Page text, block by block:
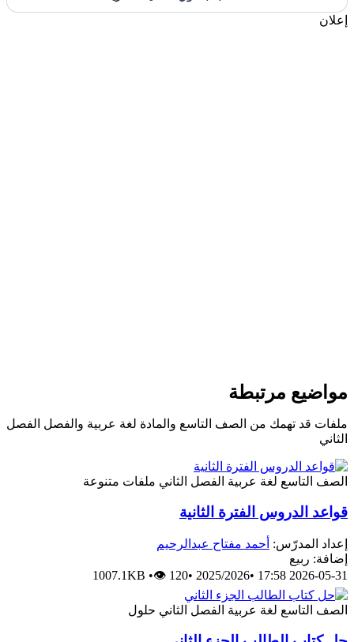
إعلان
مواضيع مرتبطة
ملفات قد تهمك من الصف التاسع والمادة لغة عربية والفصل الفصل
الثاني
الصف التاسع لغة عربية الفصل الثاني ملفات متنوعة
قواعد الدروس الفترة الثانية
إعداد المدرّس: أحمد مفتاح عبدالرحيم
إضافة: ربيع
2026-05-31 17:58
•
2025/2026
•
1007.1KB •👁 120
الصف التاسع لغة عربية الفصل الثاني حلول